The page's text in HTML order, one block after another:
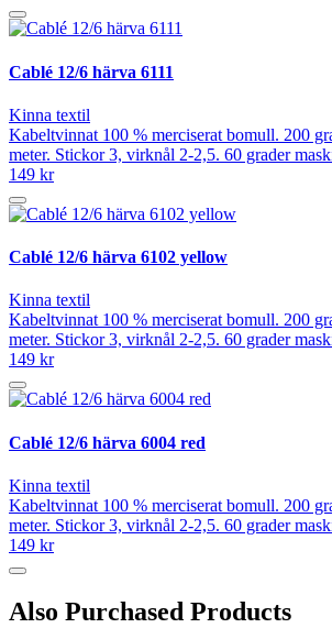
Cablé 12/6 härva 6111
Kinna textil
Kabeltvinnat 100 % merciserat bomull. 200
meter. Stickor 3, virknål 2-2,5. 60 grader
149 kr
Cablé 12/6 härva 6102 yellow
Kinna textil
Kabeltvinnat 100 % merciserat bomull. 200
meter. Stickor 3, virknål 2-2,5. 60 grader
149 kr
Cablé 12/6 härva 6004 red
Kinna textil
Kabeltvinnat 100 % merciserat bomull. 200
meter. Stickor 3, virknål 2-2,5. 60 grader
149 kr
Also Purchased Products